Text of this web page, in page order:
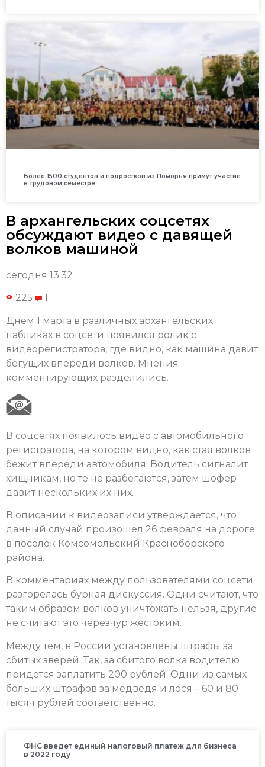
Более 1500 студентов и подростков из Поморья примут участие
в трудовом семестре
В архангельских соцсетях
обсуждают видео с давящей
волков машиной
сегодня 13:32
225 1
Днем 1 марта в различных архангельских
пабликах в соцсети появился ролик с
видеорегистратора, где видно, как машина давит
бегущих впереди волков. Мнения
комментирующих разделились.
В соцсетях появилось видео с автомобильного
регистратора, на котором видно, как стая волков
бежит впереди автомобиля. Водитель сигналит
хищникам, но те не разбегаются, затем шофер
давит нескольких их них.
В описании к видеозаписи утверждается, что
данный случай произошел 26 февраля на дороге
в поселок Комсомольский Красноборского
района.
В комментариях между пользователями соцсети
разгорелась бурная дискуссия. Одни считают, что
таким образом волков уничтожать нельзя, другие
не считают это черезчур жестоким.
Между тем, в России установлены штрафы за
сбитых зверей. Так, за сбитого волка водителю
придется заплатить 200 рублей. Одни из самых
больших штрафов за медведя и лося – 60 и 80
тысяч рублей соответственно.
ФНС введет единый налоговый платеж для бизнеса
в 2022 году